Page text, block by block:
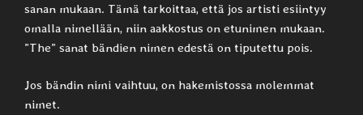
sanan mukaan. Tämä tarkoittaa, että jos artisti esiintyy
omalla nimellään, niin aakkostus on etunimen mukaan.
”The” sanat bändien nimen edestä on tiputettu pois.
Jos bändin nimi vaihtuu, on hakemistossa molemmat
nimet.